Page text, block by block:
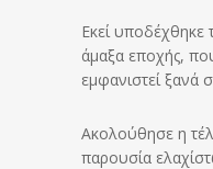
Εκεί
άμαξα εποχής,
εμφανιστεί ξανά
Ακολούθησε η
παρουσία